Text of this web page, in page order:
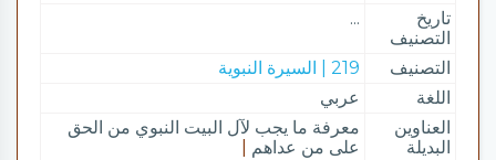
تاريخ
التصنيف
...
التصنيف
219 | السيرة النبوية
اللغة
عربي
العناوين
البديلة
معرفة ما يجب لآل البيت النبوي من الحق
على من عداهم